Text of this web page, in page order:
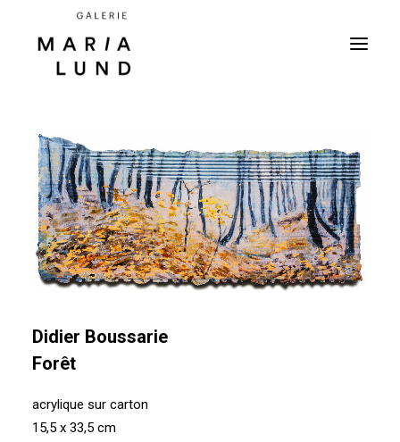
Didier Boussarie
Forêt
acrylique sur carton
15,5 x 33,5 cm